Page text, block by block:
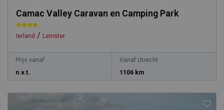
Camac Valley Caravan en Camping Park
Ierland / Leinster
Prijs vanaf
n.v.t.
Vanaf Utrecht
1106 km